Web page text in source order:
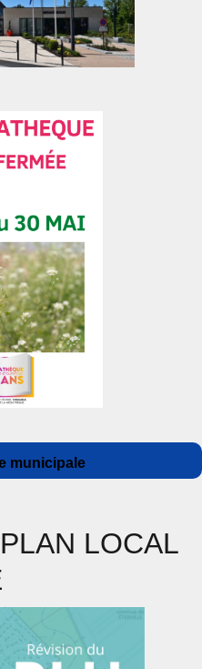
municipale
LOCAL